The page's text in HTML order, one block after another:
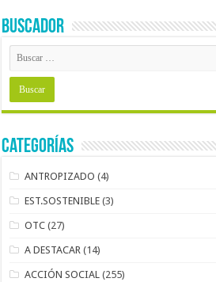
BUSCADOR
Categorías
ANTROPIZADO (4)
EST.SOSTENIBLE (3)
OTC (27)
A DESTACAR (14)
ACCIÓN SOCIAL (255)